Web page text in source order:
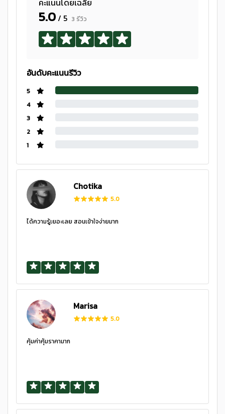
5.0/ 5 3 รีวิว
อันดับคะแนนรีวิว
5
4
3
2
1
Chotika
5.0
ได้ความรู้เยอะเลย สอนเข้าใจง่ายมาก
Marisa
5.0
คุ้มค่าคุ้มราคามาก